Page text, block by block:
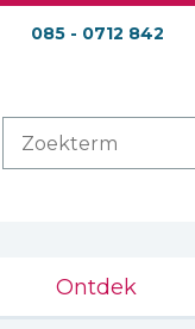
085 - 0712 842
Ontdek